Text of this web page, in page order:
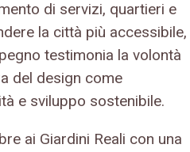
di servizi, quartieri e
la città più accessibile,
testimonia la volontà
del design come
e sviluppo sostenibile.
ai Giardini Reali con una